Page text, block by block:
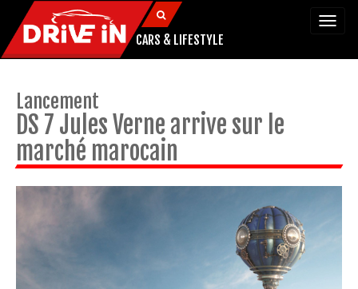
CARS & LIFESTYLE
Lancement
DS 7 Jules Verne arrive sur le
marché marocain